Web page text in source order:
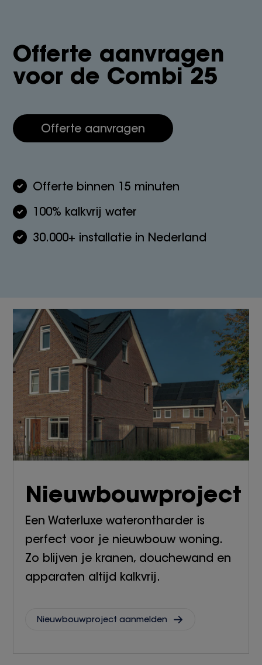
Offerte aanvragen
voor de Combi 25
Offerte aanvragen
Offerte binnen 15 minuten
100% kalkvrij water
30.000+ installatie in Nederland
Nieuwbouwproject
Een Waterluxe waterontharder is
perfect voor je nieuwbouw woning.
Zo blijven je kranen, douchewand en
apparaten altijd kalkvrij.
Nieuwbouwproject aanmelden